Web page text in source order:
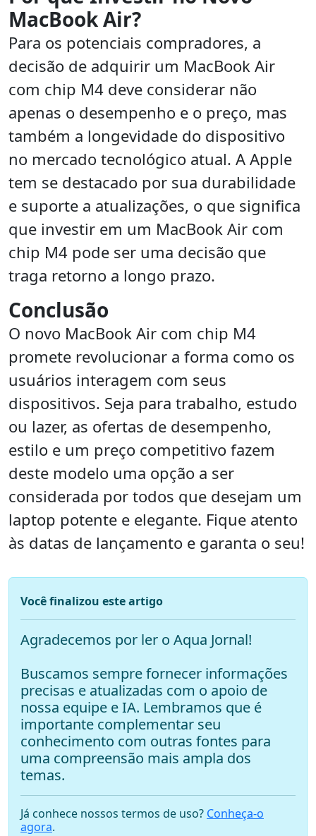
MacBook Air?
Para os potenciais compradores, a
decisão de adquirir um MacBook Air
com chip M4 deve considerar não
apenas o desempenho e o preço, mas
também a longevidade do dispositivo
no mercado tecnológico atual. A Apple
tem se destacado por sua durabilidade
e suporte a atualizações, o que significa
que investir em um MacBook Air com
chip M4 pode ser uma decisão que
traga retorno a longo prazo.
Conclusão
O novo MacBook Air com chip M4
promete revolucionar a forma como os
usuários interagem com seus
dispositivos. Seja para trabalho, estudo
ou lazer, as ofertas de desempenho,
estilo e um preço competitivo fazem
deste modelo uma opção a ser
considerada por todos que desejam um
laptop potente e elegante. Fique atento
às datas de lançamento e garanta o seu!
Você finalizou este artigo
Agradecemos por ler o Aqua Jornal!
Buscamos sempre fornecer informações
precisas e atualizadas com o apoio de
nossa equipe e IA. Lembramos que é
importante complementar seu
conhecimento com outras fontes para
uma compreensão mais ampla dos
temas.
Já conhece nossos termos de uso? Conheça-o
agora.